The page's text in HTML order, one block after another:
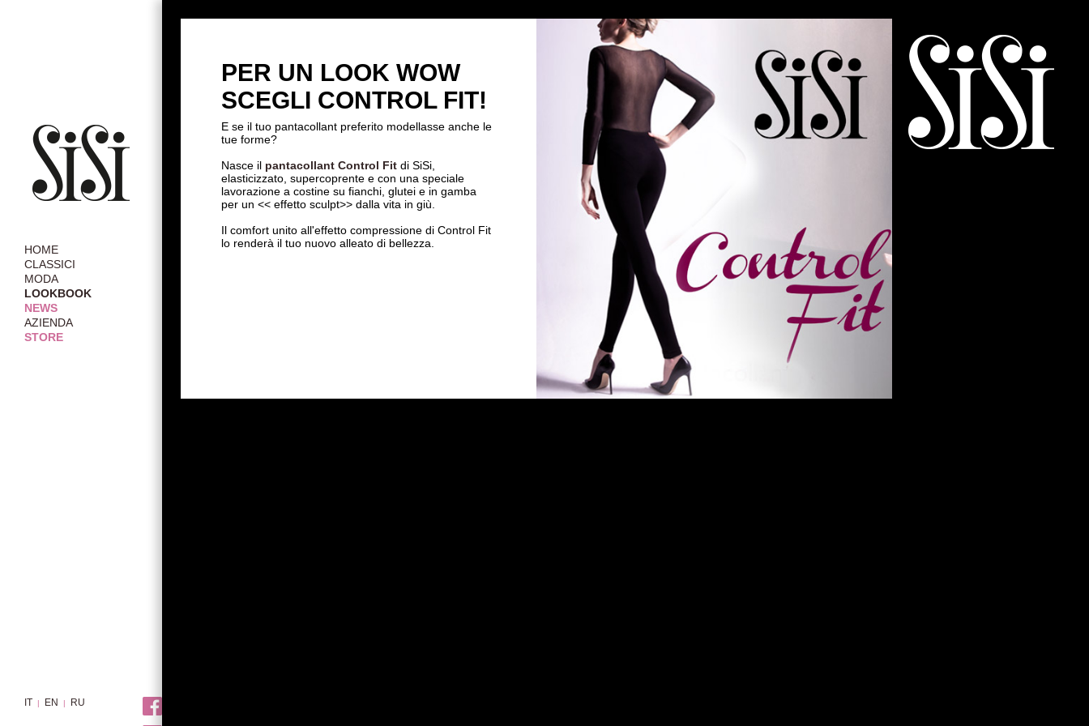
HOME
CLASSICI
MODA
LOOKBOOK
NEWS
AZIENDA
STORE
IT | EN | RU
PER UN LOOK WOW
SCEGLI CONTROL FIT!
E se il tuo pantacollant preferito modellasse anche le
tue forme?
Nasce il pantacollant Control Fitdi SiSi,
elasticizzato, supercoprente e con una speciale
lavorazione a costine su fianchi, glutei e in gamba
per un << effetto sculpt>> dalla vita in giù.
Il comfort unito all'effetto compressione di Control Fit
lo renderà il tuo nuovo alleato di bellezza.